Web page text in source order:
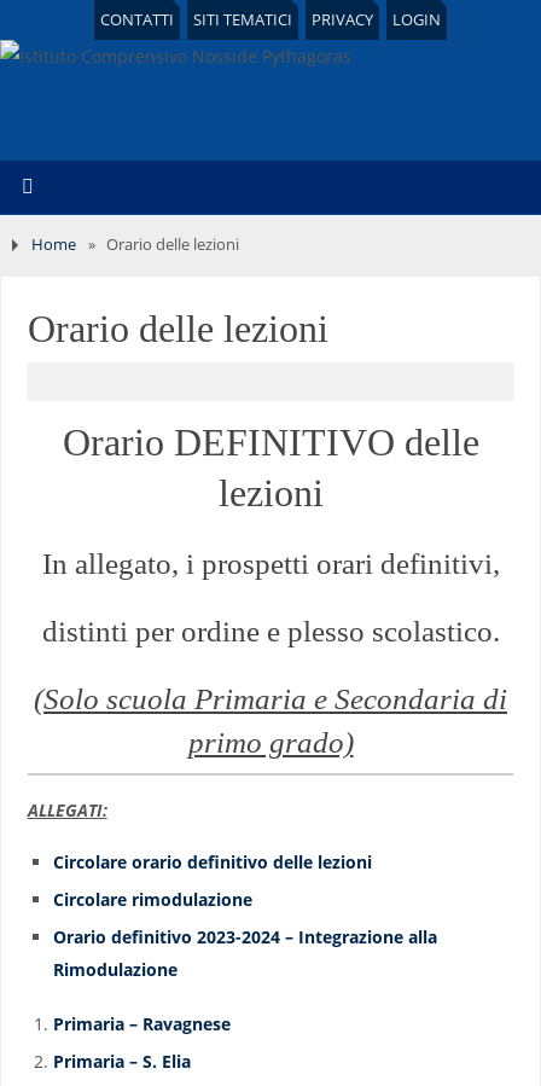
CONTATTI SITI TEMATICI PRIVACY LOGIN
Home » Orario delle lezioni
Orario delle lezioni
Orario DEFINITIVO delle
lezioni
In allegato, i prospetti orari definitivi,
distinti per ordine e plesso scolastico.
(Solo scuola Primaria e Secondaria di
primo grado)
ALLEGATI:
Circolare orario definitivo delle lezioni
Circolare rimodulazione
Orario definitivo 2023-2024 – Integrazione alla
Rimodulazione
Primaria – Ravagnese
Primaria – S. Elia